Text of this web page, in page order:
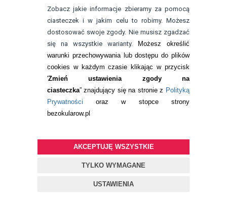
Zobacz jakie informacje zbieramy za pomocą
ciasteczek i w jakim celu to robimy. Możesz
dostosować swoje zgody. Nie musisz zgadzać
się na wszystkie warianty.
Możesz określić
warunki przechowywania lub dostępu do plików
cookies w każdym czasie klikając w przycisk
'Zmień ustawienia zgody na
ciasteczka” znajdujący się na stronie z Polityką
Prywatności oraz w stopce strony
bezokularow.pl
AKCEPTUJĘ WSZYSTKIE
TYLKO WYMAGANE
USTAWIENIA
NASZA REKOMENDACJA
BEZOKULAROW.PL
NOWOŚĆ